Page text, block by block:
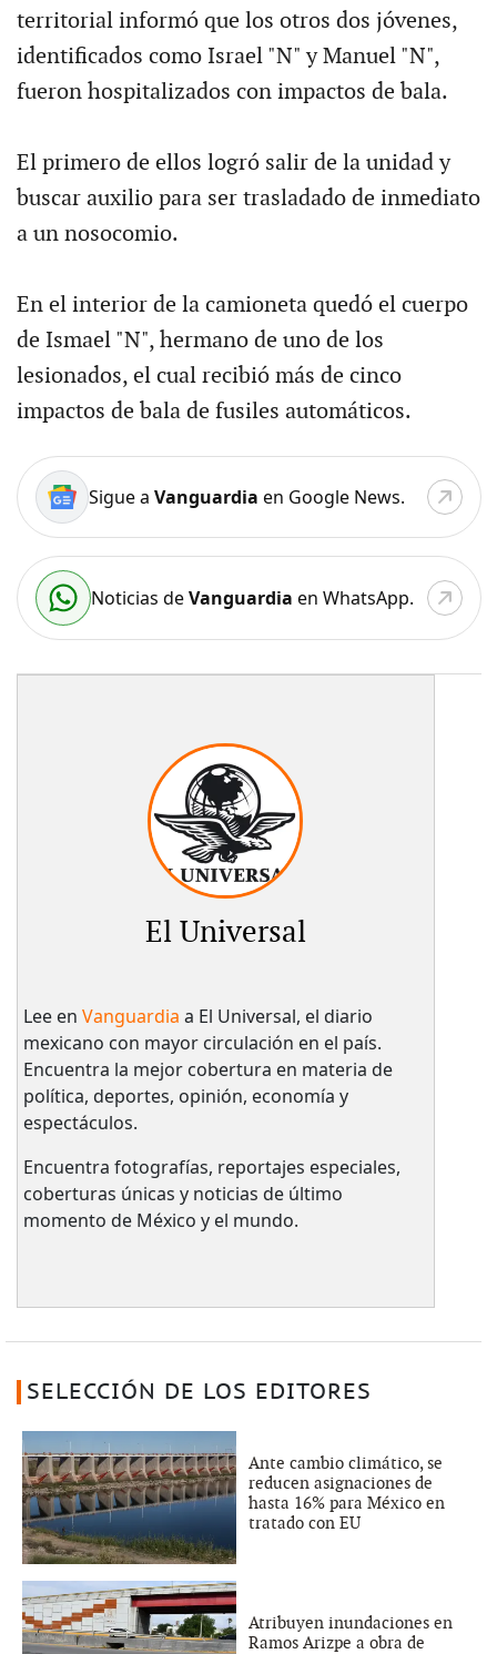
territorial informó que los otros dos jóvenes,
identificados como Israel "N" y Manuel "N",
fueron hospitalizados con impactos de bala.
El primero de ellos logró salir de la unidad y
buscar auxilio para ser trasladado de inmediato
a un nosocomio.
En el interior de la camioneta quedó el cuerpo
de Ismael "N", hermano de uno de los
lesionados, el cual recibió más de cinco
impactos de bala de fusiles automáticos.
Sigue a Vanguardia en Google News.
Noticias deVanguardia en WhatsApp.
El Universal
Lee en Vanguardia a El Universal, el diario
mexicano con mayor circulación en el país.​
Encuentra la mejor cobertura en materia de
política, deportes, opinión, economía y
espectáculos.
Encuentra fotografías, reportajes especiales,
coberturas únicas y noticias de último
momento de México y el mundo.
SELECCIÓN DE LOS EDITORES
Ante cambio climático, se
reducen asignaciones de
hasta 16% para México en
tratado con EU
Atribuyen inundaciones en
Ramos Arizpe a obra de